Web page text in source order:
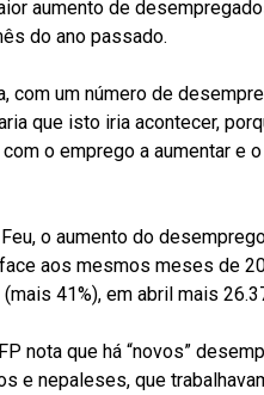
aumento de
do ano passado.
com um número de
que isto iria acontecer,
o emprego a aumentar e
o aumento do
aos mesmos meses de
41%), em abril mais
nota que há “novos”
e nepaleses, que